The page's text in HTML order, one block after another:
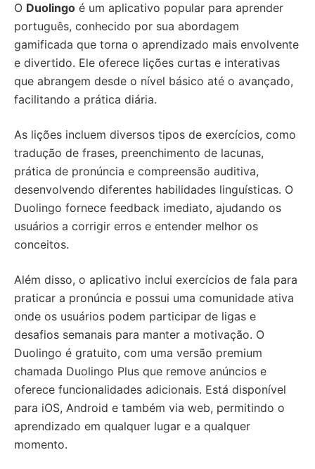
O Duolingo é um aplicativo popular para aprender
português, conhecido por sua abordagem
gamificada que torna o aprendizado mais envolvente
e divertido. Ele oferece lições curtas e interativas
que abrangem desde o nível básico até o avançado,
facilitando a prática diária.
As lições incluem diversos tipos de exercícios, como
tradução de frases, preenchimento de lacunas,
prática de pronúncia e compreensão auditiva,
desenvolvendo diferentes habilidades linguísticas. O
Duolingo fornece feedback imediato, ajudando os
usuários a corrigir erros e entender melhor os
conceitos.
Além disso, o aplicativo inclui exercícios de fala para
praticar a pronúncia e possui uma comunidade ativa
onde os usuários podem participar de ligas e
desafios semanais para manter a motivação. O
Duolingo é gratuito, com uma versão premium
chamada Duolingo Plus que remove anúncios e
oferece funcionalidades adicionais. Está disponível
para iOS, Android e também via web, permitindo o
aprendizado em qualquer lugar e a qualquer
momento.